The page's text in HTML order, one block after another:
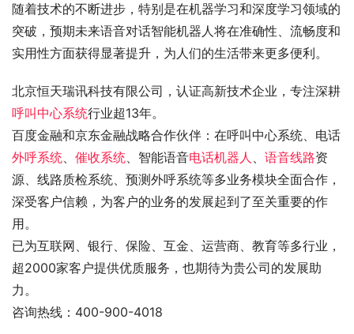
随着技术的不断进步，特别是在机器学习和深度学习领域的
突破，预期未来语音对话智能机器人将在准确性、流畅度和
实用性方面获得显著提升，为人们的生活带来更多便利。
北京恒天瑞讯科技有限公司，认证高新技术企业，专注深耕
呼叫中心系统行业超13年。
百度金融和京东金融战略合作伙伴：在呼叫中心系统、电话
外呼系统、 催收系统、智能语音电话机器人 、 语音线路资
源、线路质检系统、预测外呼系统等多业务模块全面合作，
深受客户信赖，为客户的业务的发展起到了至关重要的作
用。
已为互联网、银行、保险、互金、运营商、教育等多行业，
超2000家客户提供优质服务，也期待为贵公司的发展助
力。
咨询热线：400-900-4018